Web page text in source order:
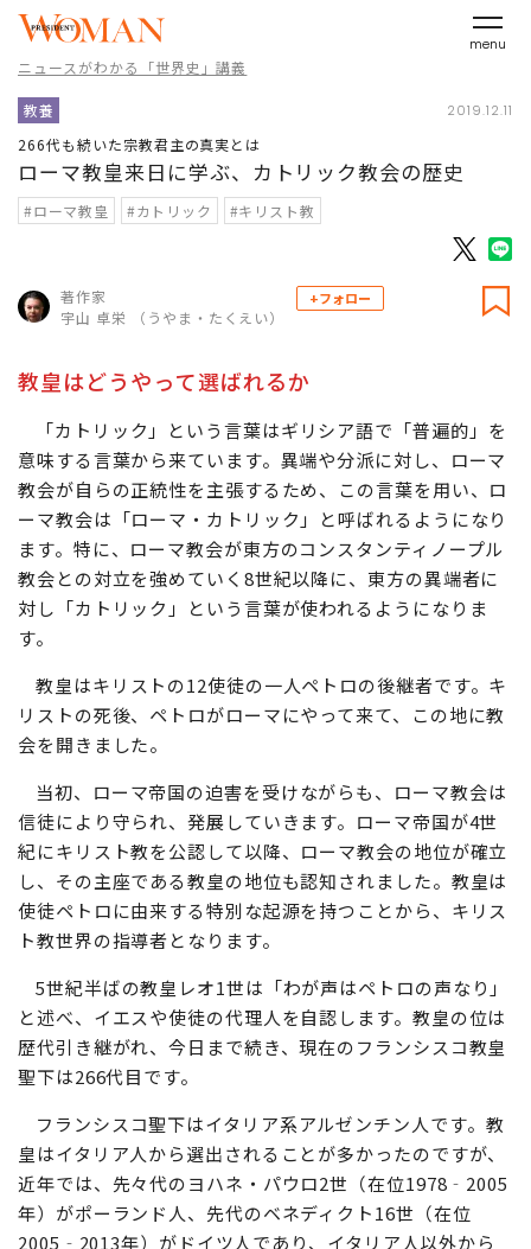
menu
ニュースがわかる「世界史」講義
教養 2019.12.11
266代も続いた宗教君主の真実とは
ローマ教皇来日に学ぶ、カトリック教会の歴史
#ローマ教皇 #カトリック #キリスト教
著作家
宇山 卓栄 （うやま・たくえい）
+フォロー
教皇はどうやって選ばれるか
「カトリック」という言葉はギリシア語で「普遍的」を
意味する言葉から来ています。異端や分派に対し、ローマ
教会が自らの正統性を主張するため、この言葉を用い、ロ
ーマ教会は「ローマ・カトリック」と呼ばれるようになり
ます。特に、ローマ教会が東方のコンスタンティノープル
教会との対立を強めていく8世紀以降に、東方の異端者に
対し「カトリック」という言葉が使われるようになりま
す。
教皇はキリストの12使徒の一人ペトロの後継者です。キ
リストの死後、ペトロがローマにやって来て、この地に教
会を開きました。
当初、ローマ帝国の迫害を受けながらも、ローマ教会は
信徒により守られ、発展していきます。ローマ帝国が4世
紀にキリスト教を公認して以降、ローマ教会の地位が確立
し、その主座である教皇の地位も認知されました。教皇は
使徒ペトロに由来する特別な起源を持つことから、キリス
ト教世界の指導者となります。
5世紀半ばの教皇レオ1世は「わが声はペトロの声なり」
と述べ、イエスや使徒の代理人を自認します。教皇の位は
歴代引き継がれ、今日まで続き、現在のフランシスコ教皇
聖下は266代目です。
フランシスコ聖下はイタリア系アルゼンチン人です。教
皇はイタリア人から選出されることが多かったのですが、
近年では、先々代のヨハネ・パウロ2世（在位1978‐2005
年）がポーランド人、先代のベネディクト16世（在位
2005‐2013年）がドイツ人であり、イタリア人以外から